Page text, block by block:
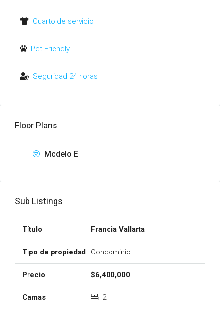
Cuarto de servicio
Pet Friendly
Seguridad 24 horas
Floor Plans
Modelo E
Sub Listings
Francia Vallarta
Condominio
$6,400,000
2